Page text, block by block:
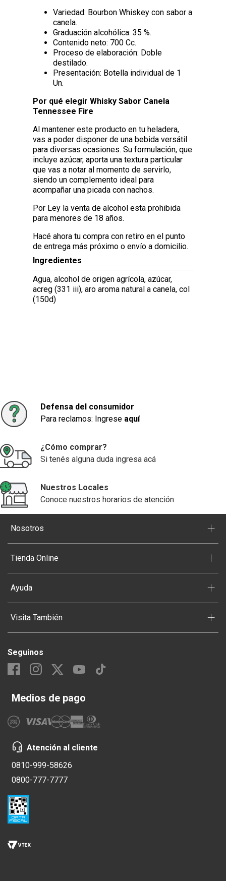
Variedad: Bourbon Whiskey con sabor a
canela.
Graduación alcohólica: 35 %.
Contenido neto: 700 Cc.
Proceso de elaboración: Doble
destilado.
Presentación: Botella individual de 1
Un.
Por qué elegir Whisky Sabor Canela
Tennessee Fire
Al mantener este producto en tu heladera,
vas a poder disponer de una bebida versátil
para diversas ocasiones. Su formulación, que
incluye azúcar, aporta una textura particular
que vas a notar al momento de servirlo,
siendo un complemento ideal para
acompañar una picada con nachos.
Por Ley la venta de alcohol esta prohibida
para menores de 18 años.
Hacé ahora tu compra con retiro en el punto
de entrega más próximo o envío a domicilio.
Ingredientes
Agua, alcohol de origen agrícola, azúcar,
acreg (331 iii), aro aroma natural a canela, col
(150d)
Defensa del consumidor
Para reclamos: Ingrese aquí
¿Cómo comprar?
Si tenés alguna duda ingresa acá
Nuestros Locales
Conoce nuestros horarios de atención
Nosotros +
Tienda Online +
Ayuda +
Visita También +
Seguinos
Medios de pago
Atención al cliente
0810-999-58626
0800-777-7777